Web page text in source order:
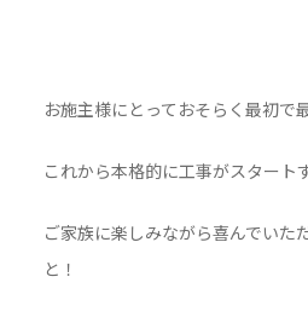
お施主様にとっておそらく最初で
これから本格的に工事がスタート
ご家族に楽しみながら喜んでいた
と！